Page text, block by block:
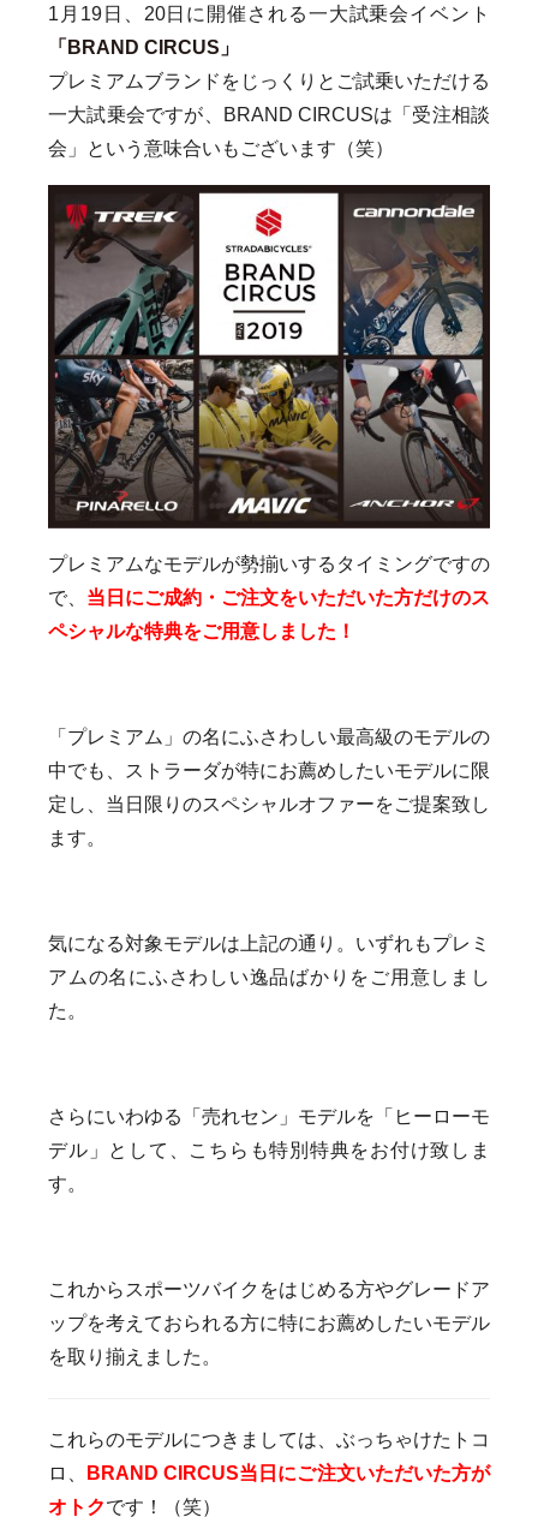
1月19日、20日に開催される一大試乗会イベント
「BRAND CIRCUS」
プレミアムブランドをじっくりとご試乗いただける
一大試乗会ですが、BRAND CIRCUSは「受注相談
会」という意味合いもございます（笑）
プレミアムなモデルが勢揃いするタイミングですの
で、 当日にご成約・ご注文をいただいた方だけのス
ペシャルな特典をご用意しました！
「プレミアム」の名にふさわしい最高級のモデルの
中でも、ストラーダが特にお薦めしたいモデルに限
定し、当日限りのスペシャルオファーをご提案致し
ます。
気になる対象モデルは上記の通り。いずれもプレミ
アムの名にふさわしい逸品ばかりをご用意しまし
た。
さらにいわゆる「売れセン」モデルを「ヒーローモ
デル」として、こちらも特別特典をお付け致しま
す。
これからスポーツバイクをはじめる方やグレードア
ップを考えておられる方に特にお薦めしたいモデル
を取り揃えました。
これらのモデルにつきましては、ぶっちゃけたトコ
ロ、
BRAND CIRCUS当日にご注文いただいた方が
オトクです！（笑）